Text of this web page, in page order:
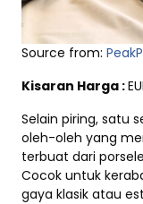
Source from:
Kisaran Harga :
Selain piring, satu
oleh-oleh yang
terbuat dari
Cocok untuk
gaya klasik atau